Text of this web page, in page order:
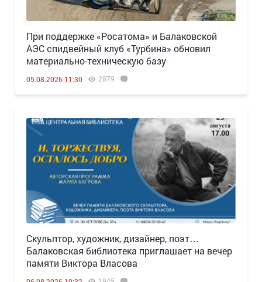
При поддержке «Росатома» и Балаковской
АЭС спидвейный клуб «Турбина» обновил
материально-техническую базу
05.08.2026 11:30 2879
Скульптор, художник, дизайнер, поэт…
Балаковская библиотека приглашает на вечер
памяти Виктора Власова